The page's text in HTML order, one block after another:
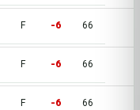
F -6 66
F -6 66
F -6 66